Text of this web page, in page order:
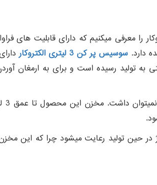
پرکن با کیفیت هستید ما به شما سوسیس پر کن دستی 3 لیتری الکتروکار را
دارد. سوسیس پر کن 3 لیتری الکتروکار
مد نظر شما را به وجود آورد جالب است بدانید در قطر های 2، 3، 4 و 5
تولید رعایت میشود چرا که این مخزن